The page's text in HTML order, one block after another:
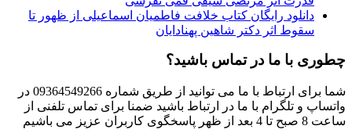
دانلود رایگان کتاب خلافت فاطمیان اسماعیلی از ظهور تا
سقوط اثر دکتر شاهین پهنادایان
چطوری با ما در تماس باشید؟
شما برای ارتباط با ما می توانید از طریق شماره 09364549266 در
واتساپ و تلگرام با ما در ارتباط باشید ضمنا برای تماس تلفنی از
ساعت 8 صبح تا 4 بعد از ظهر پاسخگوی کاربران عزیز می باشیم